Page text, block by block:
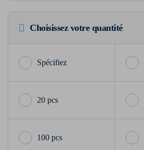
Choisissez votre quantité
20 pcs
100 pcs